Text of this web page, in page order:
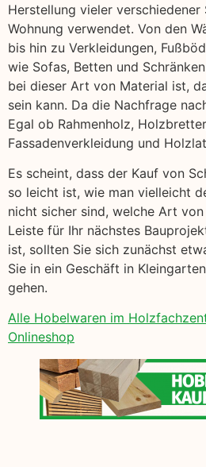
Herstellung vieler verschiedener
Wohnung verwendet. Von den
bis hin zu Verkleidungen,
wie Sofas, Betten und
bei dieser Art von Material ist,
sein kann. Da die Nachfrage
Egal ob Rahmenholz,
Fassadenverkleidung und
Es scheint, dass der Kauf von
so leicht ist, wie man vielleicht
nicht sicher sind, welche Art
Leiste für Ihr nächstes
ist, sollten Sie sich zunächst
Sie in ein Geschäft in
gehen.
Alle Hobelwaren im
Onlineshop